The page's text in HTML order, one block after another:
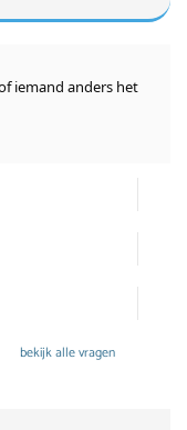
iemand anders het
bekijk alle vragen